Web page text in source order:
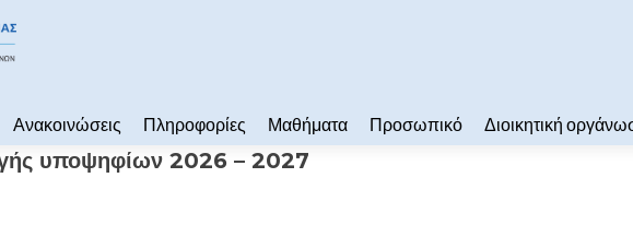
Ανακοινώσεις Πληροφορίες Μαθήματα Προσωπικό Διοικητική
υποψηφίων 2026 – 2027